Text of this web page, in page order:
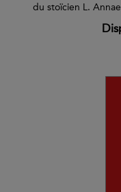
du stoïcien L.